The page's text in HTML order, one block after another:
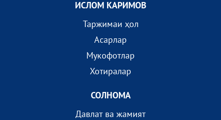
ИСЛОМ КАРИМОВ
Таржимаи ҳол
Асарлар
Мукофотлар
Хотиралар
СОЛНОМА
Давлат ва жамият